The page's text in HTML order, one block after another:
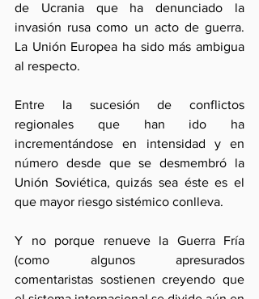
de Ucrania que ha denunciado la
invasión rusa como un acto de guerra.
La Unión Europea ha sido más ambigua
al respecto.
Entre la sucesión de conflictos
regionales que han ido ha
incrementándose en intensidad y en
número desde que se desmembró la
Unión Soviética, quizás sea éste es el
que mayor riesgo sistémico conlleva.
Y no porque renueve la Guerra Fría
(como algunos apresurados
comentaristas sostienen creyendo que